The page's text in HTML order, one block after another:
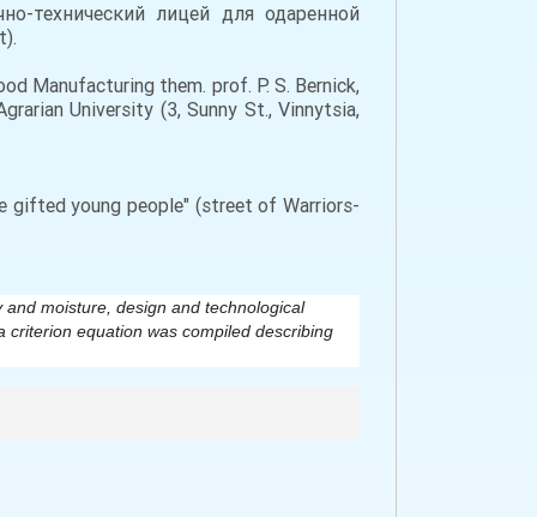
технический лицей для одаренной
Manufacturing them. prof. P. S. Bernick,
University (3, Sunny St., Vinnytsia,
gifted young people" (street of Warriors-
moisture, design and technological
equation was compiled describing